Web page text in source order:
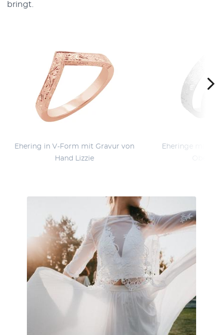
bringt.
Ehering in V-Form mit Gravur von
Hand Lizzie
Eheringe mit